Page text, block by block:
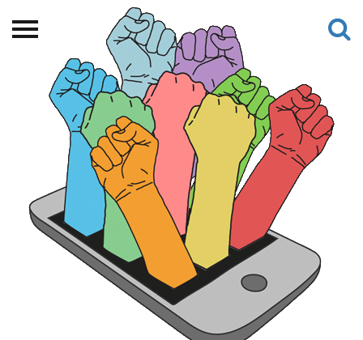
Beranda
Tentang
Permohonan Hibah
Sekolah Pemikiran
Perempuan
Etalase
Blog CME
Proyek Terdahulu